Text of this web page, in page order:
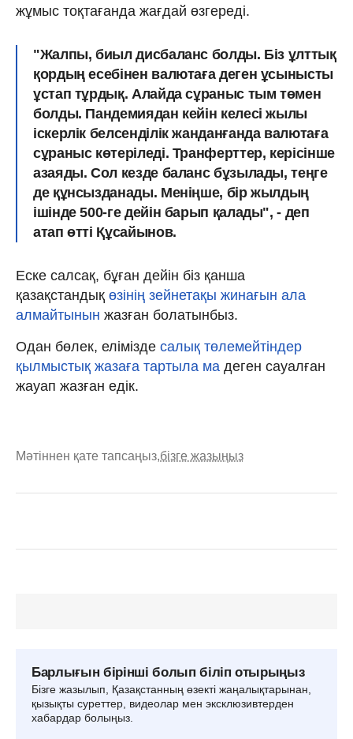
жұмыс тоқтағанда жағдай өзгереді.
"Жалпы, биыл дисбаланс болды. Біз ұлттық
қордың есебінен валютаға деген ұсынысты
ұстап тұрдық. Алайда сұраныс тым төмен
болды. Пандемиядан кейін келесі жылы
іскерлік белсенділік жанданғанда валютаға
сұраныс көтеріледі. Транферттер, керісінше
азаяды. Сол кезде баланс бұзылады, теңге
де құнсызданады. Меніңше, бір жылдың
ішінде 500-ге дейін барып қалады", - деп
атап өтті Құсайынов.
Еске салсақ, бұған дейін біз қанша
қазақстандық өзінің зейнетақы жинағын ала
алмайтынын жазған болатынбыз.
Одан бөлек, елімізде салық төлемейтіндер
қылмыстық жазаға тартыла ма деген сауалған
жауап жазған едік.
Мәтіннен қате тапсаңыз,бізге жазыңыз
Барлығын бірінші болып біліп отырыңыз
Бізге жазылып, Қазақстанның өзекті жаңалықтарынан,
қызықты суреттер, видеолар мен эксклюзивтерден
хабардар болыңыз.